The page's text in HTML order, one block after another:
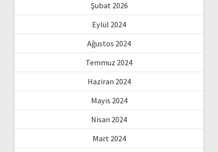
Şubat 2026
Eylül 2024
Ağustos 2024
Temmuz 2024
Haziran 2024
Mayıs 2024
Nisan 2024
Mart 2024